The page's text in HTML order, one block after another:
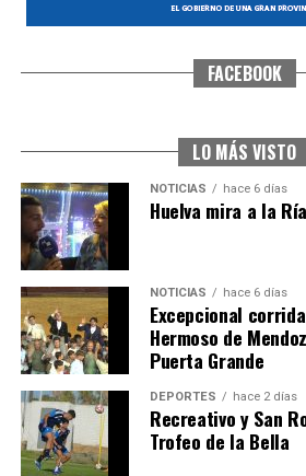
CUARTA CORRIDA DE LAS
4º DÍA DE LAS FIESTAS
hace 1 semana ·Huelvatv
FACEBOOK
LO MÁS VISTO
NOTICIAS hace 6 días
Huelva mira a la Ría
NOTICIAS hace 6 días
Excepcional
Hermoso de
Puerta Grande
DEPORTES hace 2 días
Recreativo y San
Trofeo de la Bella